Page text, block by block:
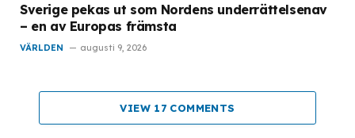
Sverige pekas ut som Nordens underrättelsenav
– en av Europas främsta
VÄRLDEN augusti 9, 2026
VIEW 17 COMMENTS